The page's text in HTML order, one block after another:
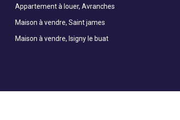
Appartement à louer, Avranches
Maison à vendre, Saint james
Maison à vendre, Isigny le buat